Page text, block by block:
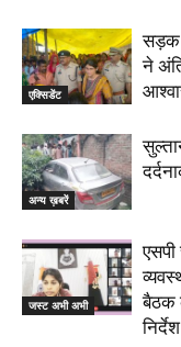
एक्सिडेंट
सड़क
ने
अन्य ख़बरें
जस्ट अभी अभी
एसपी
बैठक
निर्देश